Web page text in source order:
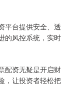
平台提供安全、透
的风控系统，实时
配资无疑是开启财
，让投资者轻松把